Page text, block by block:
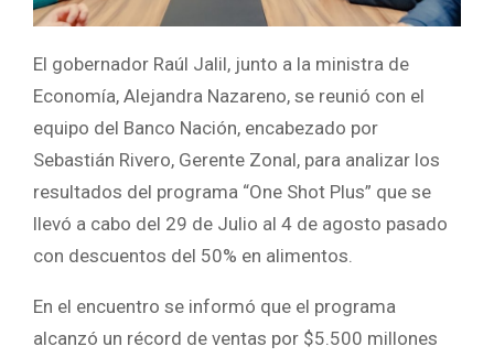
El gobernador Raúl Jalil, junto a la ministra de
Economía, Alejandra Nazareno, se reunió con el
equipo del Banco Nación, encabezado por
Sebastián Rivero, Gerente Zonal, para analizar los
resultados del programa “One Shot Plus” que se
llevó a cabo del 29 de Julio al 4 de agosto pasado
con descuentos del 50% en alimentos.
En el encuentro se informó que el programa
alcanzó un récord de ventas por $5.500 millones